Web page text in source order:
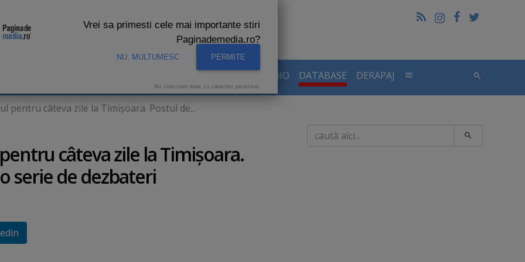
AUDIENTE RADIO DATABASE DERAPAJ
pentru câteva zile la Timişoara. Postul de...
câteva zile la Timişoara.
serie de dezbateri
Caută
Vrei sa primesti cele mai importante stiri
Paginademedia.ro?
NU, MULTUMESC PERMITE
Nu colectam date cu caracter personal.